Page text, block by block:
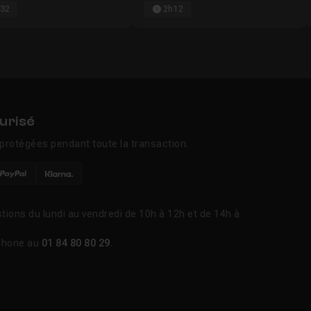
2h12
pendant toute la transaction.
du lundi au vendredi de 10h à 12h et de 14h à
au 01 84 80 80 29.